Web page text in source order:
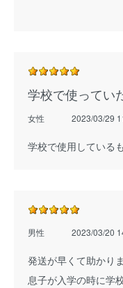
学校で使ってい
女性 2023/03/29
学校で使用している
男性 2023/03/20
発送が早くて助かり
息子が入学の時に学